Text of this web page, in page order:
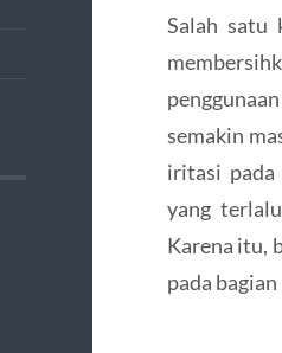
Salah satu
semakin
iritasi pada
yang
Karena itu,
pada